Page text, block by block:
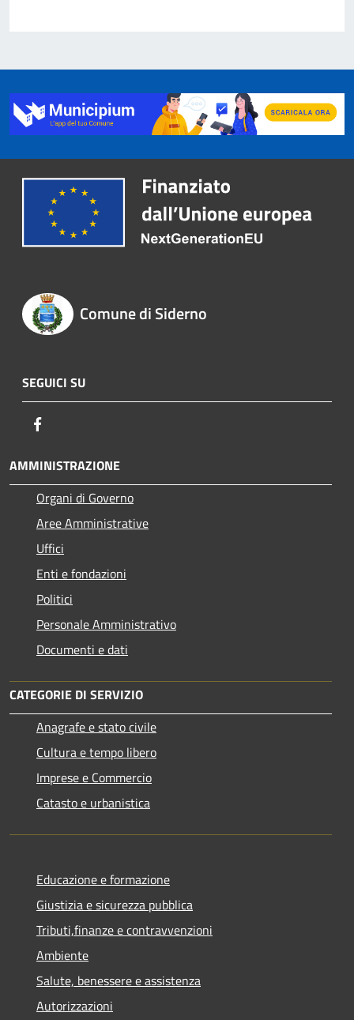
Comune di Siderno
SEGUICI SU
AMMINISTRAZIONE
Organi di Governo
Aree Amministrative
Uffici
Enti e fondazioni
Politici
Personale Amministrativo
Documenti e dati
CATEGORIE DI SERVIZIO
Anagrafe e stato civile
Cultura e tempo libero
Imprese e Commercio
Catasto e urbanistica
Educazione e formazione
Giustizia e sicurezza pubblica
Tributi,finanze e contravvenzioni
Ambiente
Salute, benessere e assistenza
Autorizzazioni